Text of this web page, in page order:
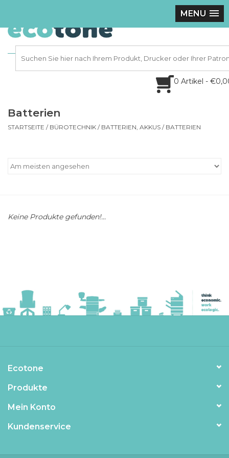
MENU
0 Artikel -
Batterien
STARTSEITE / BÜROTECHNIK / BATTERIEN, AKKUS / BATTERIEN
Keine Produkte gefunden!...
Ecotone
Produkte
Mein Konto
Kundenservice